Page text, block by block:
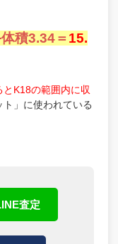
積3.34＝15.
K18の範囲内に収
」に使われている
査定